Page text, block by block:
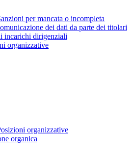
per mancata o incompleta
dei dati da parte dei titolari
incarichi dirigenziali
organizzative
organizzative
organica